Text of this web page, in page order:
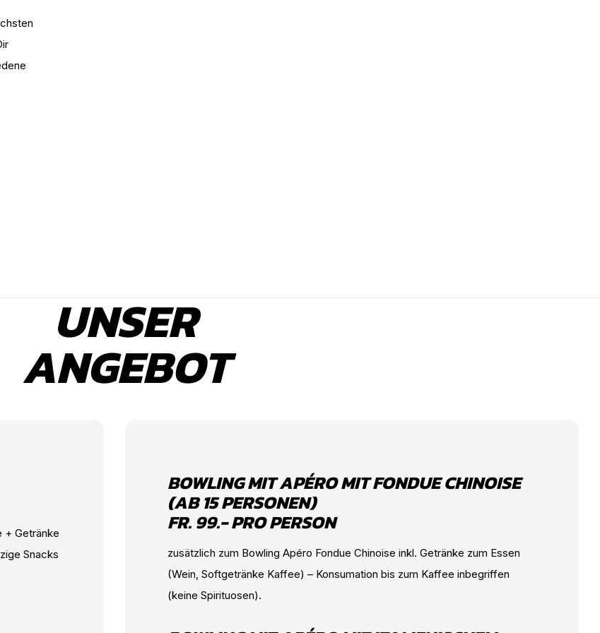
UNSER
ANGEBOT
+ Getränke
Snacks
BOWLING MIT APÉRO MIT FONDUE CHINOISE
(AB 15 PERSONEN)
FR. 99.- PRO PERSON
zusätzlich zum Bowling Apéro Fondue Chinoise inkl. Getränke zum Essen
(Wein, Softgetränke Kaffee) – Konsumation bis zum Kaffee inbegriffen
(keine Spirituosen).